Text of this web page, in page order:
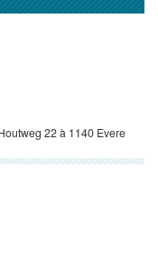
22 à 1140 Evere